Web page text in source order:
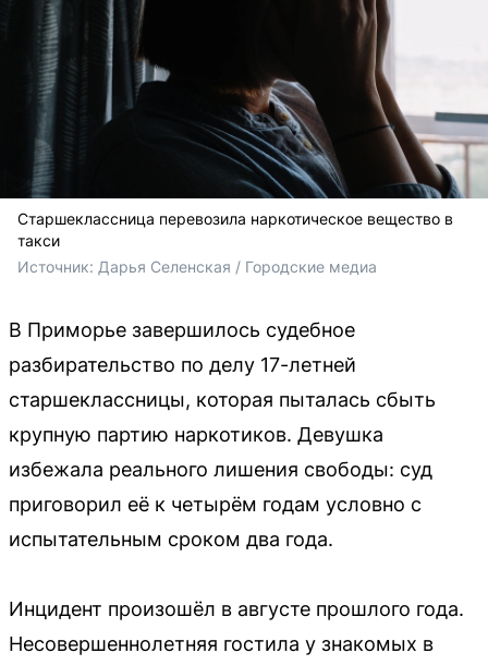
Старшеклассница перевозила наркотическое вещество в
такси
Источник: Дарья Селенская / Городские медиа
В Приморье завершилось судебное
разбирательство по делу 17-летней
старшеклассницы, которая пыталась сбыть
крупную партию наркотиков. Девушка
избежала реального лишения свободы: суд
приговорил её к четырём годам условно с
испытательным сроком два года.
Инцидент произошёл в августе прошлого года.
Несовершеннолетняя гостила у знакомых в